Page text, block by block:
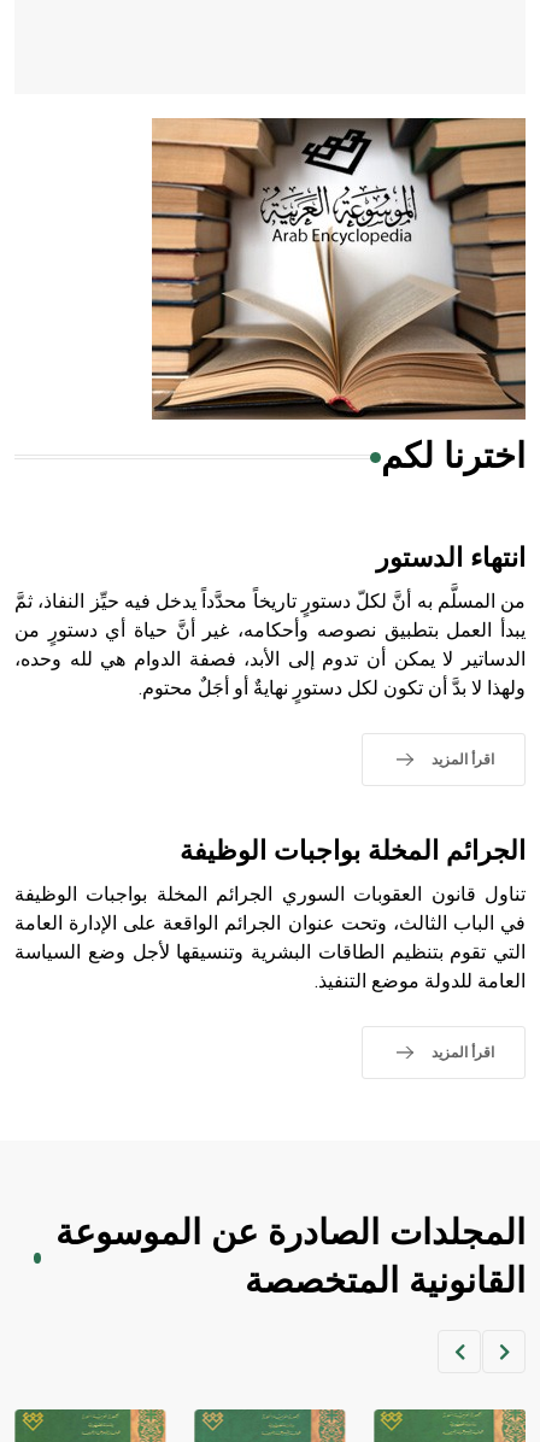
- هل تعلم أن أبقراط كتب في الطب أربعة مؤلفات هي:
الحكم، الأدلة، تنظيم التغذية، ورسالته في جروح الرأس. ويعود
له الفضل بأنه حرر الطب من الدين والفلسفة.
- هل تعلم أن المرجان إفراز حيواني يتكون في البحر ويتركب
من مادة كربونات الكلسيوم، وهو أحمر أو شديد الحمرة وهو
أجود أنواعه، ويمتاز بكبر الحجم ويسمى الش
هل تعلم أن الأبسيد كلمة فرنسية اللفظ تم اعتمادها مصطلحاً
- هل تعلم أن أبجر Abgar اسم معروف جيداً يعود إلى عدد من
الملوك الذين حكموا مدينة إديسا (الرها) من أبجر الأول وحتى
sign تكتب منفصلة غير متصلة، وتعتمد المبدأ الأكوروفوني،
حيث تقتصر القيمة الصوتية للعلامة الك
اخترنا لكم
انتهاء الدستور
من المسلَّم به أنَّ لكلّ دستورٍ تاريخاً محدَّداً يدخل فيه حيِّز النفاذ، ثمَّ
يبدأ العمل بتطبيق نصوصه وأحكامه، غير أنَّ حياة أي دستورٍ من
الدساتير لا يمكن أن تدوم إلى الأبد، فصفة الدوام هي لله وحده،
ولهذا لا بدَّ أن تكون لكل دستورٍ نهايةٌ أو أجَلٌ محتوم.
اقرأ المزيد
الجرائم المخلة بواجبات الوظيفة
تناول قانون العقوبات السوري الجرائم المخلة بواجبات الوظيفة
في الباب الثالث، وتحت عنوان الجرائم الواقعة على الإدارة العامة
التي تقوم بتنظيم الطاقات البشرية وتنسيقها لأجل وضع السياسة
العامة للدولة موضع التنفيذ.
اقرأ المزيد
المجلدات الصادرة عن الموسوعة
القانونية المتخصصة